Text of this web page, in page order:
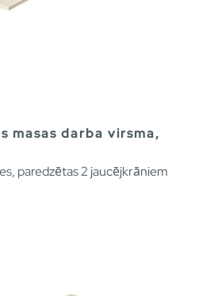
masas darba virsma,
paredzētas 2 jaucējkrāniem